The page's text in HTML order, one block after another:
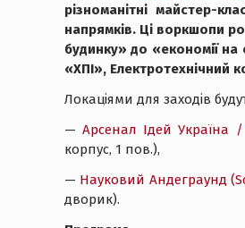
різноманітні майстер-
напрямків. Ці воркшопи
будинку» до «економії
«ХПІ», Електротехнічний
Локаціями для заходів
—Арсенал Ідей Україна
корпус, 1 пов.),
— Науковий Андеграунд
дворик).